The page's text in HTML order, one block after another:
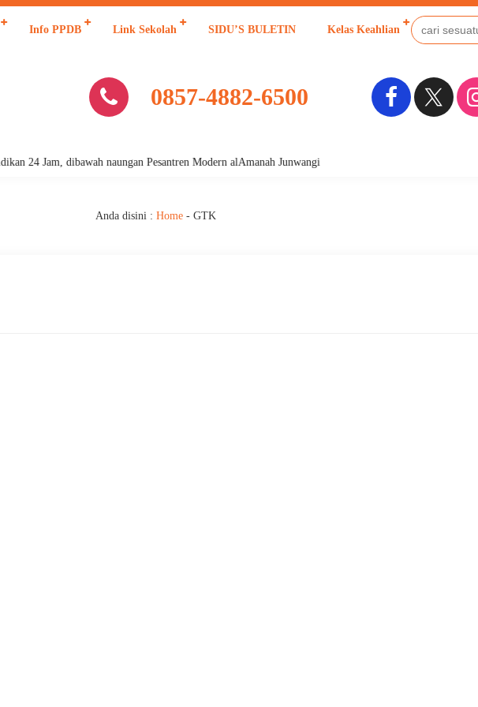
Info PPDB Link Sekolah SIDU’S BULETIN Kelas Keahlian
0857-4882-6500
24 Jam, dibawah naungan Pesantren Modern alAmanah Junwangi
Anda disini : Home- GTK